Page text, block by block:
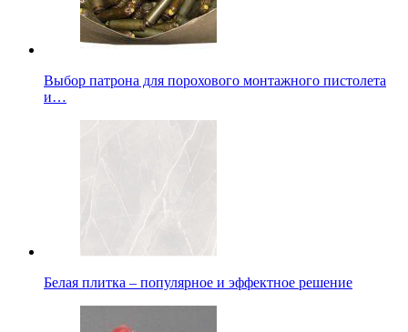
Выбор патрона для порохового монтажного пистолета
и…
Белая плитка – популярное и эффектное решение